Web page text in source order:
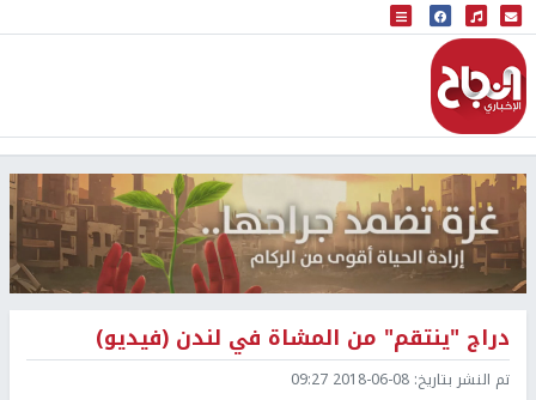
البث المباشر
إذاعة النجاح
دراج "ينتقم" من المشاة في لندن (فيديو)
تم النشر بتاريخ: 2018-06-08 09:27